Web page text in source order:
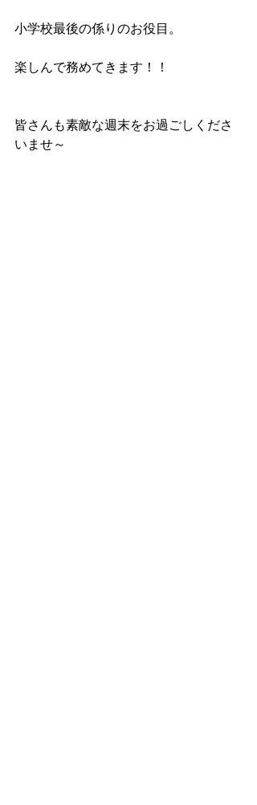
小学校最後の係りのお役目。
楽しんで務めてきます！！
皆さんも素敵な週末をお過ごしくださ
いませ～